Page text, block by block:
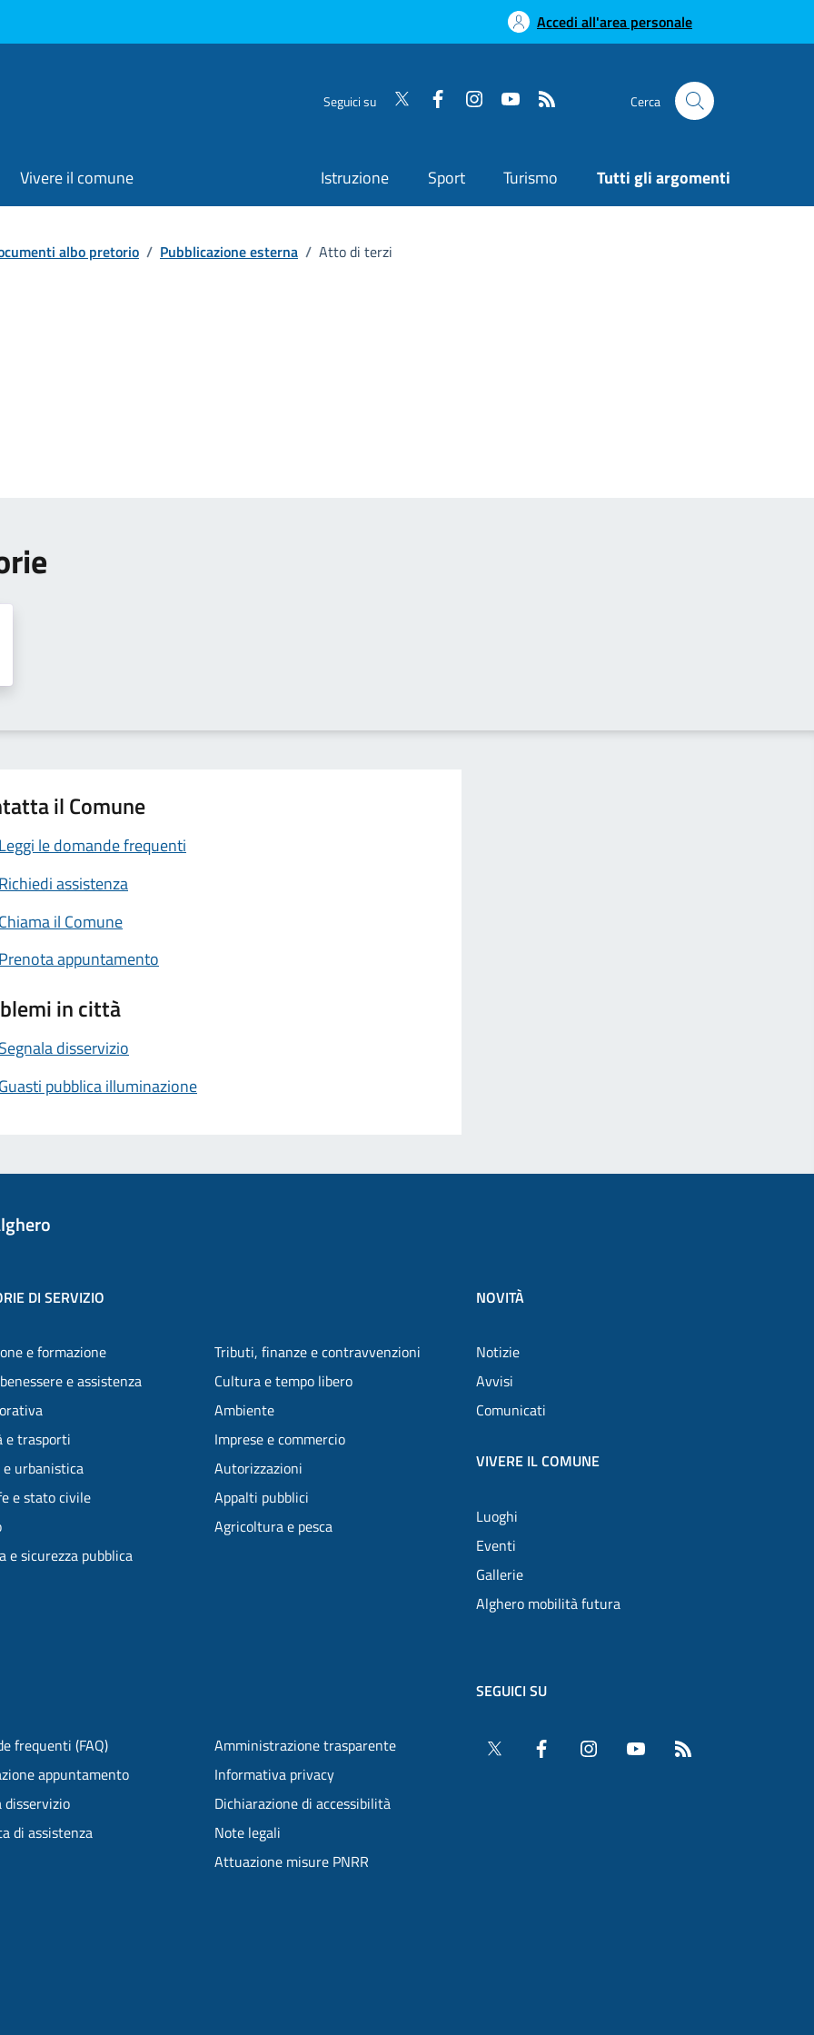
Accedi all'area personale
Seguici su Cerca
Vivere il comune Istruzione Sport Turismo Tutti gli argomenti
albo pretorio / Pubblicazione esterna / Atto di terzi
il Comune
le domande frequenti
assistenza
il Comune
appuntamento
in città
disservizio
pubblica illuminazione
DI SERVIZIO
e formazione
e assistenza
e trasporti
urbanistica
e stato civile
e sicurezza pubblica
Tributi, finanze e contravvenzioni
Cultura e tempo libero
Ambiente
Imprese e commercio
Autorizzazioni
Appalti pubblici
Agricoltura e pesca
NOVITÀ
Notizie
Avvisi
Comunicati
VIVERE IL COMUNE
Luoghi
Eventi
Gallerie
Alghero mobilità futura
frequenti (FAQ)
appuntamento
disservizio
di assistenza
Amministrazione trasparente
Informativa privacy
Dichiarazione di accessibilità
Note legali
Attuazione misure PNRR
SEGUICI SU
Twitter Facebook InstagramYouTube